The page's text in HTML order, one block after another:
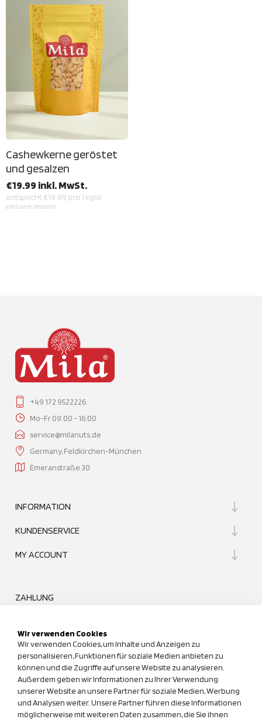
Cashewkerne geröstet
und gesalzen
€19.99 inkl. MwSt.
entspricht €19.99 pro 1 kg(s)
exklusiveVersand
+49 172 9522226
Mo-Fr 09:00 - 16:00
service@milanuts.de
Germany, Feldkirchen-München
Emeranstraße 30
INFORMATION
KUNDENSERVICE
MY ACCOUNT
ZAHLUNG
UNSER QUALITÄTSANSPRUCH
Wir verwenden Cookies
Wir verwenden Cookies, um Inhalte und Anzeigen zu
personalisieren, Funktionen für soziale Medien anbieten zu
können und die Zugriffe auf unsere Website zu analysieren.
Außerdem geben wir Informationen zu Ihrer Verwendung
unserer Website an unsere Partner für soziale Medien, Werbung
und Analysen weiter. Unsere Partner führen diese Informationen
möglicherweise mit weiteren Daten zusammen, die Sie ihnen